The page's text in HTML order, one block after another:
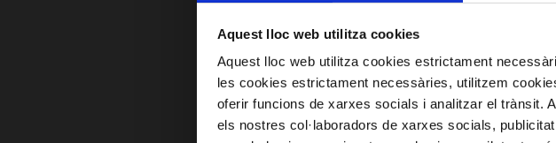
Aquest lloc web utilitza cookies
Aquest lloc web utilitza cookies estrictament
les cookies estrictament necessàries, utilitzem
oferir funcions de xarxes socials i analitzar el trànsit.
els nostres col·laboradors de xarxes socials,